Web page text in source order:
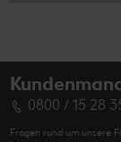
0800 / 15 28
Fragen rund um unsere